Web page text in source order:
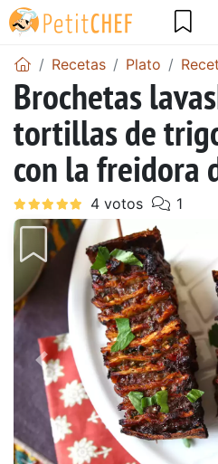
Recetas Plato
Brochetas
tortillas de
con la freidora
Anterior